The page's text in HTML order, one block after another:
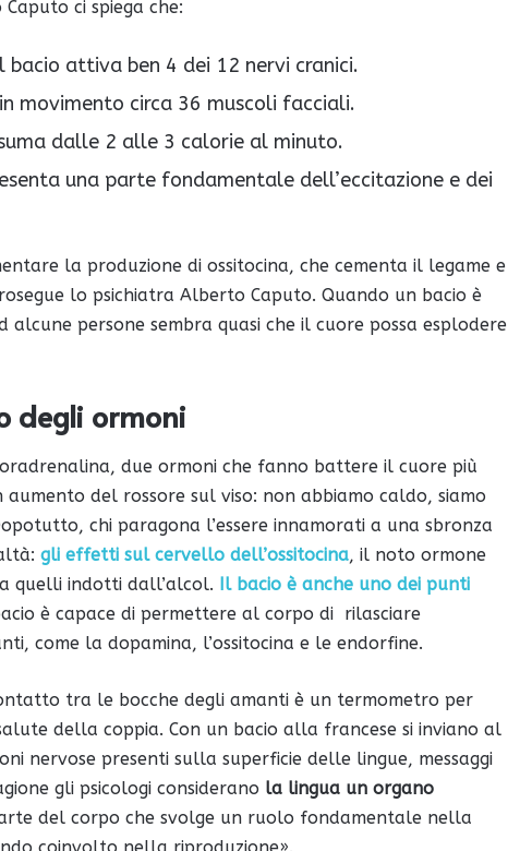
ci spiega che:
bacio attiva ben 4 dei 12 nervi cranici.
movimento circa 36 muscoli facciali.
dalle 2 alle 3 calorie al minuto.
una parte fondamentale dell’eccitazione e dei
la produzione di ossitocina, che cementa il legame e
lo psichiatra Alberto Caputo. Quando un bacio è
persone sembra quasi che il cuore possa esplodere
degli ormoni
due ormoni che fanno battere il cuore più
del rossore sul viso: non abbiamo caldo, siamo
chi paragona l’essere innamorati a una sbronza
gli effetti sul cervello dell’ossitocina, il noto ormone
quelli indotti dall’alcol. Il bacio è anche uno dei punti
è capace di permettere al corpo di rilasciare
come la dopamina, l’ossitocina e le endorfine.
tra le bocche degli amanti è un termometro per
della coppia. Con un bacio alla francese si inviano al
nervose presenti sulla superficie delle lingue, messaggi
gli psicologi considerano la lingua un organo
del corpo che svolge un ruolo fondamentale nella